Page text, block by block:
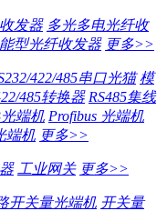
发器 多光多电光纤收
型光纤收发器 更多>>
422/485串口光猫 模
485转换器 RS485集线
光端机 Profibus 光端机
端机 更多>>
工业网关 更多>>
开关量光端机 开关量